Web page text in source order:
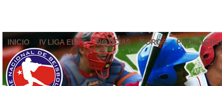
INICIO IV LIGA ELITE NOTICIAS FOROS